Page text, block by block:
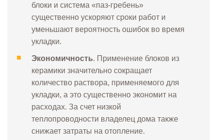
блоки и система «паз-гребень»
существенно ускоряют сроки работ и
уменьшают вероятность ошибок во время
укладки.
Экономичность. Применение блоков из
керамики значительно сокращает
количество раствора, применяемого для
укладки, а это существенно экономит на
расходах. За счет низкой
теплопроводности владелец дома также
снижает затраты на отопление.